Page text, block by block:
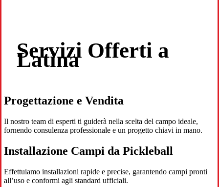
Servizi Offerti a
Latina
Progettazione e Vendita
Il nostro team di esperti ti guiderà nella scelta del campo ideale,
fornendo consulenza professionale e un progetto chiavi in mano.
Installazione Campi da Pickleball
Effettuiamo installazioni rapide e precise, garantendo campi pronti
all’uso e conformi agli standard ufficiali.